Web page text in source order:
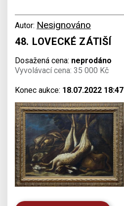
Autor: Nesignováno
48. LOVECKÉ ZÁTIŠÍ
Dosažená cena: neprodáno
Vyvolávací cena: 35 000 Kč
Konec aukce: 18.07.2022 18:47